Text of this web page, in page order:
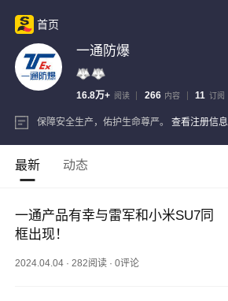
首页
一通防爆
16.8万+ 阅读 266 内容 11 订阅
保障安全生产，佑护生命尊严。 查看注册信息
最新 动态
一通产品有幸与雷军和小米SU7同
框出现！
2024.04.04 ·282阅读 ·0评论